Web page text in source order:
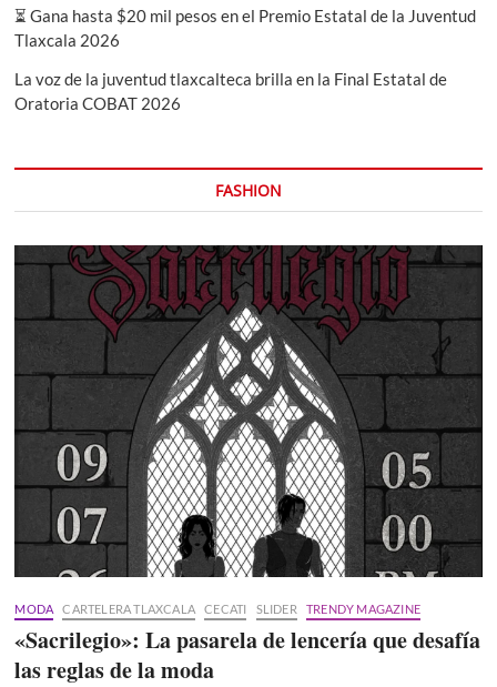
⏳ Gana hasta $20 mil pesos en el Premio Estatal de la Juventud
Tlaxcala 2026
La voz de la juventud tlaxcalteca brilla en la Final Estatal de
Oratoria COBAT 2026
FASHION
MODA CARTELERA TLAXCALA CECATI SLIDER TRENDY MAGAZINE
«Sacrilegio»: La pasarela de lencería que desafía
las reglas de la moda